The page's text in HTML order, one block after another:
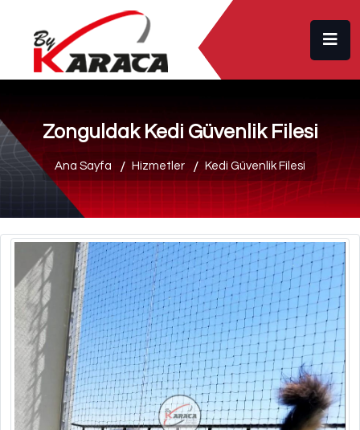
Zonguldak Kedi Güvenlik Filesi
Ana Sayfa Hizmetler Kedi Güvenlik Filesi